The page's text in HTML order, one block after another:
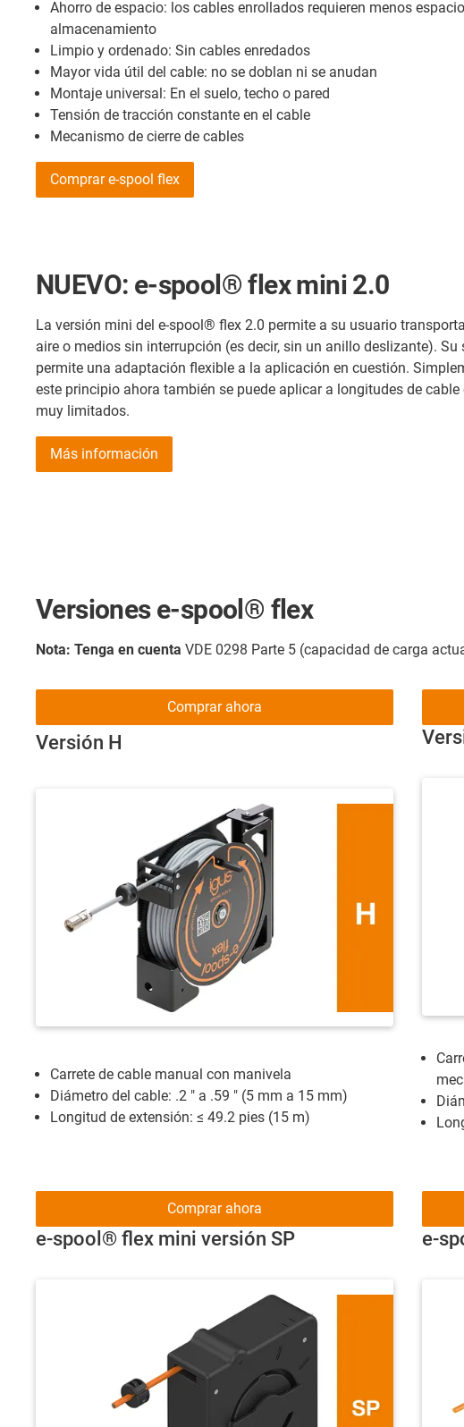
Ahorro de espacio: los cables enrollados requieren menos
almacenamiento
Limpio y ordenado: Sin cables enredados
Mayor vida útil del cable: no se doblan ni se anudan
Montaje universal: En el suelo, techo o pared
Tensión de tracción constante en el cable
Mecanismo de cierre de cables
Comprar e-spool flex
NUEVO: e-spool® flex mini 2.0
La versión mini del e-spool® flex 2.0 permite a su usuario
aire o medios sin interrupción (es decir, sin un anillo deslizante).
permite una adaptación flexible a la aplicación en cuestión.
este principio ahora también se puede aplicar a longitudes de
muy limitados.
Más información
Versiones e-spool® flex
Nota: Tenga en cuenta VDE 0298 Parte 5 (capacidad de carga
Versión H
Carrete de cable manual con manivela
Diámetro del cable: .2 " a .59 " (5 mm a 15 mm)
Longitud de extensión: ≤ 49.2 pies (15 m)
Comprar ahora
e-spool® flex mini versión SP
Comprar ahora
e-